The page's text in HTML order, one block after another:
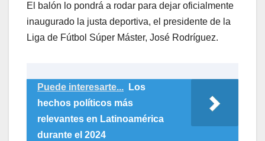
El balón lo pondrá a rodar para dejar oficialmente
inaugurado la justa deportiva, el presidente de la
Liga de Fútbol Súper Máster, José Rodríguez.
Puede interesarte...
Los
hechos políticos más
relevantes en Latinoamérica
durante el 2024